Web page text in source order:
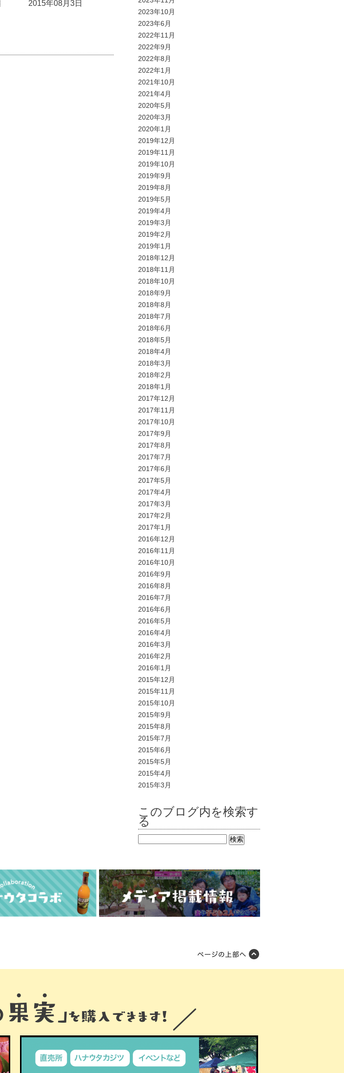
2015年08月3日
2023年10月
2023年6月
2022年11月
2022年9月
2022年8月
2022年1月
2021年10月
2021年4月
2020年5月
2020年3月
2020年1月
2019年12月
2019年11月
2019年10月
2019年9月
2019年8月
2019年5月
2019年4月
2019年3月
2019年2月
2019年1月
2018年12月
2018年11月
2018年10月
2018年9月
2018年8月
2018年7月
2018年6月
2018年5月
2018年4月
2018年3月
2018年2月
2018年1月
2017年12月
2017年11月
2017年10月
2017年9月
2017年8月
2017年7月
2017年6月
2017年5月
2017年4月
2017年3月
2017年2月
2017年1月
2016年12月
2016年11月
2016年10月
2016年9月
2016年8月
2016年7月
2016年6月
2016年5月
2016年4月
2016年3月
2016年2月
2016年1月
2015年12月
2015年11月
2015年10月
2015年9月
2015年8月
2015年7月
2015年6月
2015年5月
2015年4月
2015年3月
このブログ内を検索す
る